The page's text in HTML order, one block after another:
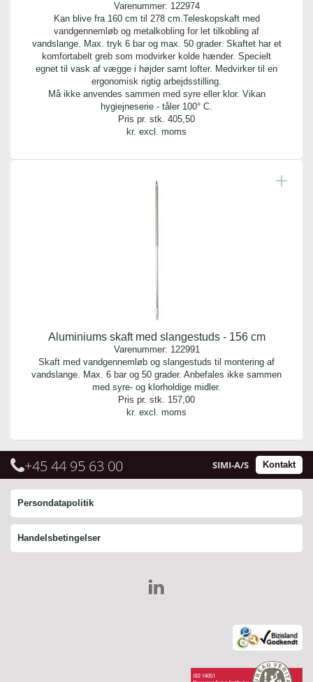
Varenummer: 122974
Kan blive fra 160 cm til 278 cm.Teleskopskaft med
vandgennemløb og metalkobling for let tilkobling af
vandslange. Max. tryk 6 bar og max. 50 grader. Skaftet har et
komfortabelt greb som modvirker kolde hænder. Specielt
egnet til vask af vægge i højder samt lofter. Medvirker til en
ergonomisk rigtig arbejdsstilling.
Må ikke anvendes sammen med syre eller klor. Vikan
hygiejneserie - tåler 100° C.
Pris pr. stk. 405,50
kr. excl. moms
Aluminiums skaft med slangestuds - 156 cm
Varenummer: 122991
Skaft med vandgennemløb og slangestuds til montering af
vandslange. Max. 6 bar og 50 grader. Anbefales ikke sammen
med syre- og klorholdige midler.
Pris pr. stk. 157,00
kr. excl. moms
+45 44 95 63 00 Kontakt
SIMI-A/S
Persondatapolitik
Handelsbetingelser